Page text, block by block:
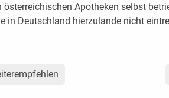
österreichischen Apotheken selbst
in Deutschland hierzulande nicht